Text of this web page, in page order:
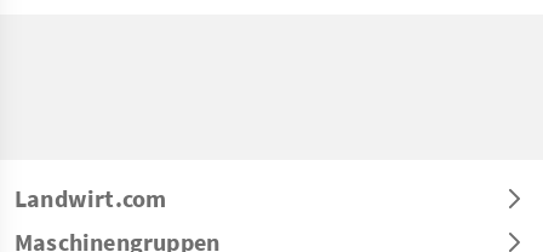
Landwirt.com
Maschinengruppen